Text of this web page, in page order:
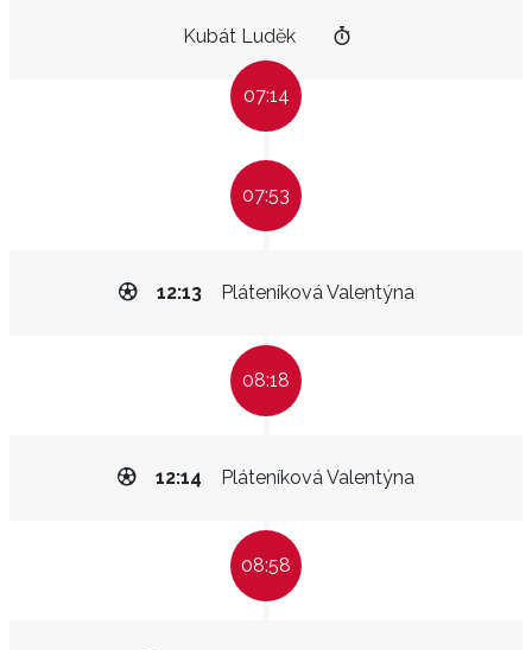
Kubát Luděk
07:14
07:53
Pláteníková Valentýna
12:13
08:18
Pláteníková Valentýna
12:14
08:58